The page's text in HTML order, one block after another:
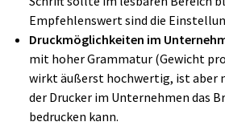
Empfehlenswert sind die
Druckmöglichkeiten im
mit hoher Grammatur (Gewicht pro
wirkt äußerst hochwertig, ist aber
der Drucker im Unternehmen das
bedrucken kann.